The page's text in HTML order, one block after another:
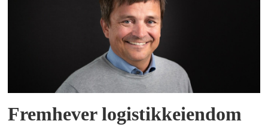
Fremhever logistikkeiendom